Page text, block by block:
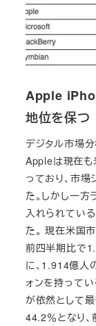
Apple
地位を保つ
デジタル市場
Appleは現在も
っており、市
た。しかし一
入れられてい
た。 現在米国
前四半期比で
に、1.914億人
ォンを持って
が依然として
44.2％となり